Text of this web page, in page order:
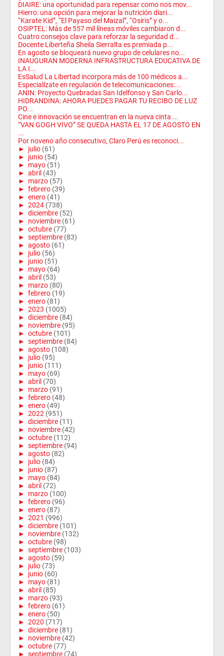
DIAIRE: una oportunidad para repensar como nos mov...
Hierro: una opción para mejorar la nutrición diari...
“Karate Kid”, “El Payaso del Maizal”, “Osiris” y o...
OSIPTEL: Más de 557 mil líneas móviles cambiaron d...
Cuatro consejos clave para reforzar la seguridad d...
Docente Liberteña Sheila Sierralta es premiada p...
En agosto se bloqueará nuevo grupo de celulares no...
INAUGURAN MODERNA INFRASTRUCTURA EDUCATIVA DE
LA I...
EsSalud La Libertad incorpora más de 100 médicos a...
Especialízate en regulación de telecomunicaciones:...
ANIN: Proyecto Quebradas San Idelfonso y San Carlo...
HIDRANDINA: AHORA PUEDES PAGAR TU RECIBO DE LUZ
PO...
Cine e innovación se encuentran en la nueva cinta ...
“VAN GOGH VIVO” SE QUEDA HASTA EL 17 DE AGOSTO EN
...
Por noveno año consecutivo, Claro Perú es reconoci...
► julio (61)
► junio (54)
► mayo (51)
► abril (43)
► marzo (57)
► febrero (39)
► enero (41)
► 2024 (738)
► diciembre (52)
► noviembre (61)
► octubre (77)
► septiembre (83)
► agosto (61)
► julio (56)
► junio (51)
► mayo (64)
► abril (53)
► marzo (80)
► febrero (19)
► enero (81)
► 2023 (1005)
► diciembre (84)
► noviembre (95)
► octubre (101)
► septiembre (84)
► agosto (108)
► julio (95)
► junio (111)
► mayo (69)
► abril (70)
► marzo (91)
► febrero (48)
► enero (49)
► 2022 (951)
► diciembre (11)
► noviembre (42)
► octubre (112)
► septiembre (94)
► agosto (82)
► julio (84)
► junio (87)
► mayo (84)
► abril (72)
► marzo (100)
► febrero (96)
► enero (87)
► 2021 (996)
► diciembre (101)
► noviembre (132)
► octubre (98)
► septiembre (103)
► agosto (59)
► julio (73)
► junio (60)
► mayo (81)
► abril (85)
► marzo (93)
► febrero (61)
► enero (50)
► 2020 (717)
► diciembre (81)
► noviembre (42)
► octubre (77)
► septiembre (74)